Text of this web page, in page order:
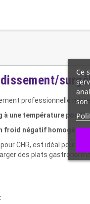
professionnelle
une température
froid négatif homogène
CHR, est idéal pour
des plats
Ce
son